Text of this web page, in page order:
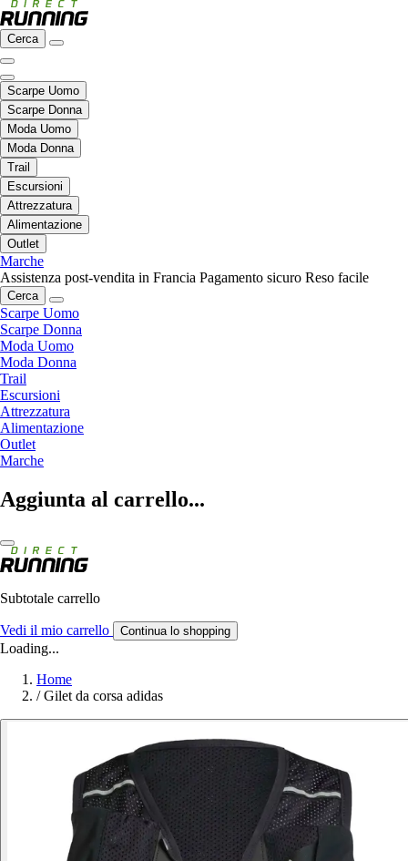
Cerca
Scarpe Uomo
Scarpe Donna
Moda Uomo
Moda Donna
Trail
Escursioni
Attrezzatura
Alimentazione
Outlet
Marche
Assistenza post-vendita in Francia Pagamento sicuro Reso facile
Cerca
Scarpe Uomo
Scarpe Donna
Moda Uomo
Moda Donna
Trail
Escursioni
Attrezzatura
Alimentazione
Outlet
Marche
Aggiunta al carrello...
Subtotale carrello
Vedi il mio carrello Continua lo shopping
Loading...
Home
/ Gilet da corsa adidas